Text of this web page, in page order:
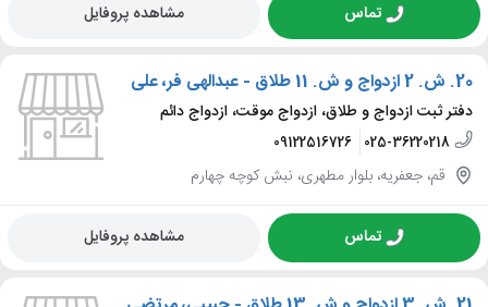
تماس مشاهده پروفایل
20. ش. 2 ازدواج و ش. 11 طلاق - عبدالهی فر، علی
دفتر ثبت ازدواج و طلاق، ازدواج موقت، ازدواج دائم
025-36220218
09122516726
قم، جعفریه، بلوار مطهری، نبش کوچه چهارم
تماس مشاهده پروفایل